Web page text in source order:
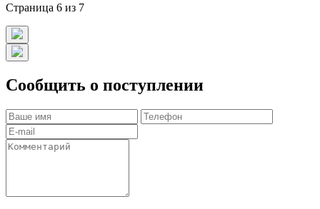
Страница 6 из 7
Сообщить о поступлении